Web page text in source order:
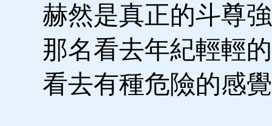
赫然是真正的斗尊
那名看去年紀輕輕
看去有種危險的感